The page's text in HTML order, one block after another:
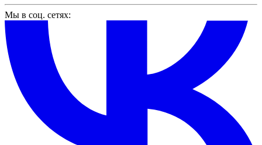
Мы в соц. сетях: